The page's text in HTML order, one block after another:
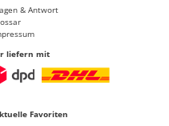
& Antwort
liefern mit
Favoriten